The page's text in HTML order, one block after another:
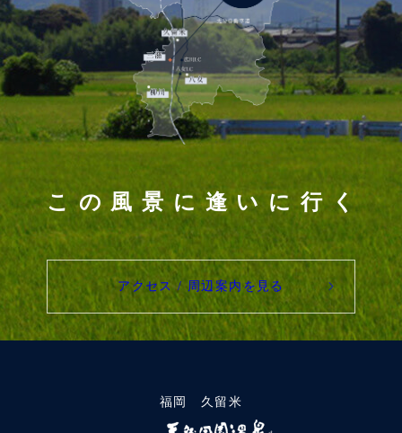
この風景に逢いに行く
アクセス / 周辺案内を見る
福岡 久留米